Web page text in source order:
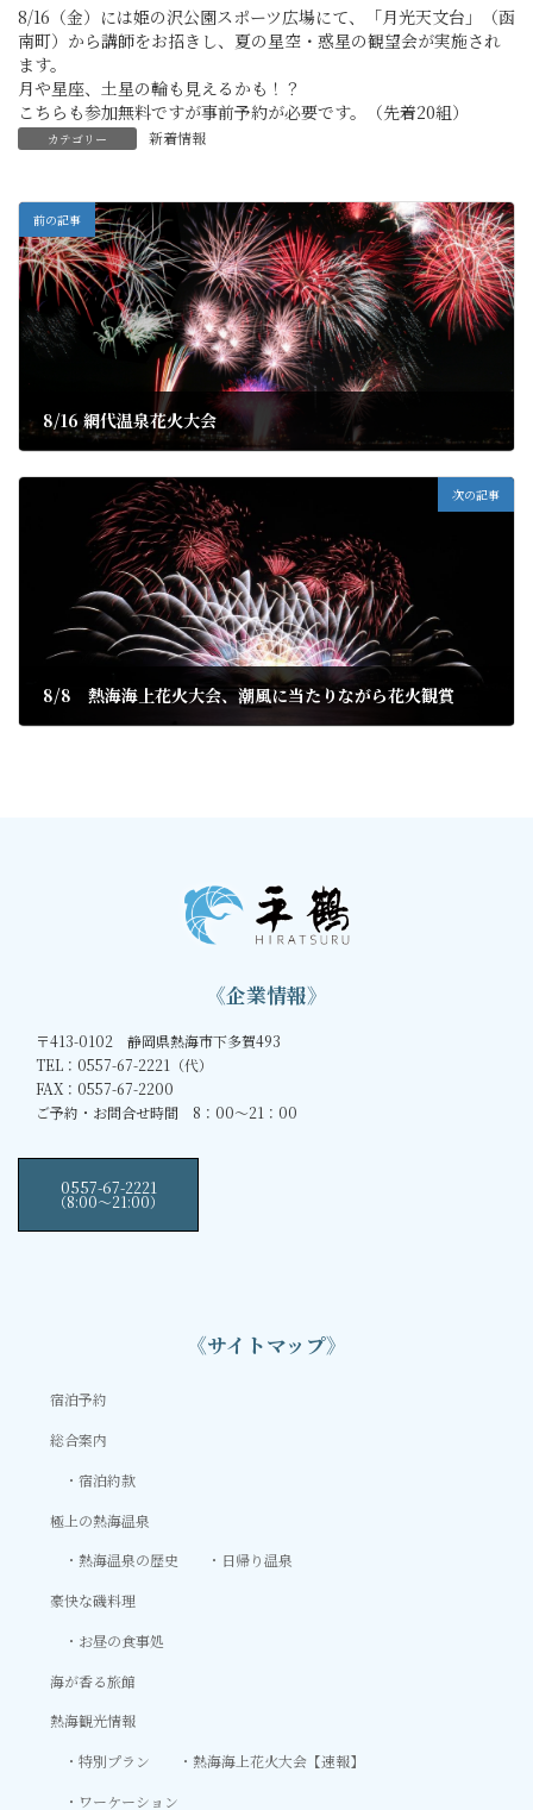
8/16（金）には姫の沢公園スポーツ広場にて、「月光天文台」（函
南町）から講師をお招きし、夏の星空・惑星の観望会が実施され
ます。
月や星座、土星の輪も見えるかも！？
こちらも参加無料ですが事前予約が必要です。（先着20組）
カテゴリー 新着情報
前の記事
8/16 網代温泉花火大会
次の記事
8/8 熱海海上花火大会、潮風に当たりながら花火観賞
《企業情報》
〒413-0102 静岡県熱海市下多賀493
TEL：0557-67-2221（代）
FAX：0557-67-2200
ご予約・お問合せ時間 8：00～21：00
0557-67-2221
（8:00〜21:00）
《サイトマップ》
宿泊予約
総合案内
宿泊約款
極上の熱海温泉
熱海温泉の歴史
日帰り温泉
豪快な磯料理
お昼の食事処
海が香る旅館
熱海観光情報
特別プラン
熱海海上花火大会【速報】
ワーケーション